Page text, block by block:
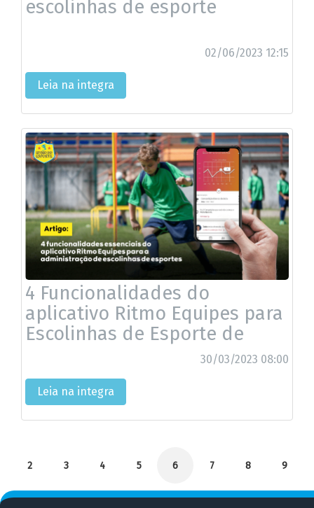
escolinhas de esporte
02/06/2023 12:15
Leia na integra
4 Funcionalidades do
aplicativo Ritmo Equipes para
Escolinhas de Esporte de
30/03/2023 08:00
Leia na integra
2 3 4 5 6 7 8 9